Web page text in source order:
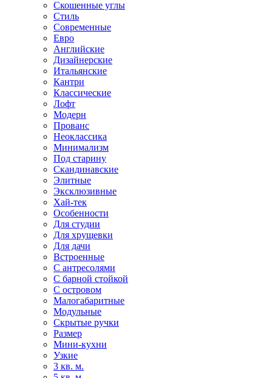
Скошенные углы
Стиль
Современные
Евро
Английские
Дизайнерские
Итальянские
Кантри
Классические
Лофт
Модерн
Прованс
Неоклассика
Минимализм
Под старину
Скандинавские
Элитные
Эксклюзивные
Хай-тек
Особенности
Для студии
Для хрущевки
Для дачи
Встроенные
С антресолями
С барной стойкой
С островом
Малогабаритные
Модульные
Скрытые ручки
Размер
Мини-кухни
Узкие
3 кв. м.